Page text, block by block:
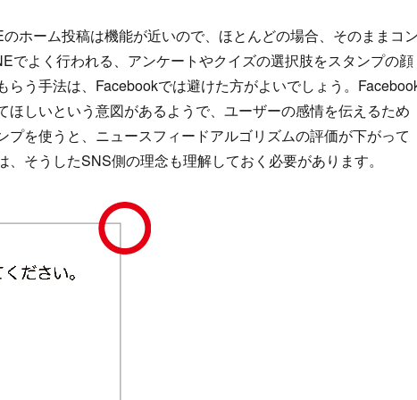
ホーム投稿は機能が近いので、ほとんどの場合、そのままコ
でよく行われる、アンケートやクイズの選択肢をスタンプの顔
う手法は、Facebookでは避けた方がよいでしょう。
しいという意図があるようで、ユーザーの感情を伝えるため
を使うと、ニュースフィードアルゴリズムの評価が下がって
そうしたSNS側の理念も理解しておく必要があります。